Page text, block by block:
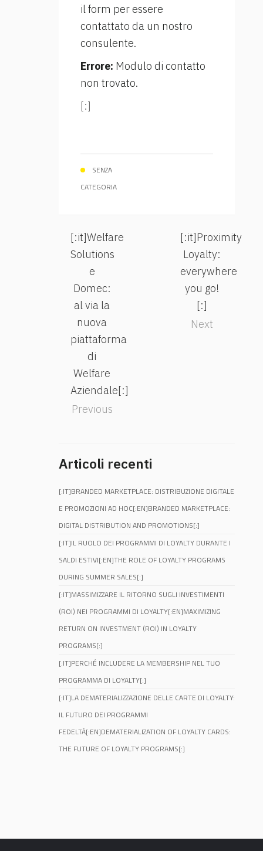
il form per essere
contattato da un nostro
consulente.
Errore: Modulo di contatto
non trovato.
[:]
SENZA
CATEGORIA
[:it]Welfare
Solutions
e
Domec:
al via la
nuova
piattaforma
di
Welfare
Aziendale[:]
Previous
[:it]Proximity
Loyalty:
everywhere
you go!
[:]
Next
Articoli recenti
[:IT]BRANDED MARKETPLACE: DISTRIBUZIONE DIGITALE
E PROMOZIONI AD HOC[:EN]BRANDED MARKETPLACE:
DIGITAL DISTRIBUTION AND PROMOTIONS[:]
[:IT]IL RUOLO DEI PROGRAMMI DI LOYALTY DURANTE I
SALDI ESTIVI[:EN]THE ROLE OF LOYALTY PROGRAMS
DURING SUMMER SALES[:]
[:IT]MASSIMIZZARE IL RITORNO SUGLI INVESTIMENTI
(ROI) NEI PROGRAMMI DI LOYALTY[:EN]MAXIMIZING
RETURN ON INVESTMENT (ROI) IN LOYALTY
PROGRAMS[:]
[:IT]PERCHÉ INCLUDERE LA MEMBERSHIP NEL TUO
PROGRAMMA DI LOYALTY[:]
[:IT]LA DEMATERIALIZZAZIONE DELLE CARTE DI LOYALTY:
IL FUTURO DEI PROGRAMMI
FEDELTÀ[:EN]DEMATERIALIZATION OF LOYALTY CARDS:
THE FUTURE OF LOYALTY PROGRAMS[:]